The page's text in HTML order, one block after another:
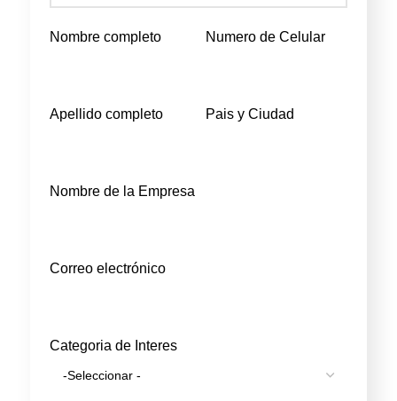
Nombre completo
Apellido completo
Numero de Celular
Pais y Ciudad
Nombre de la Empresa
Correo electrónico
Categoria de Interes